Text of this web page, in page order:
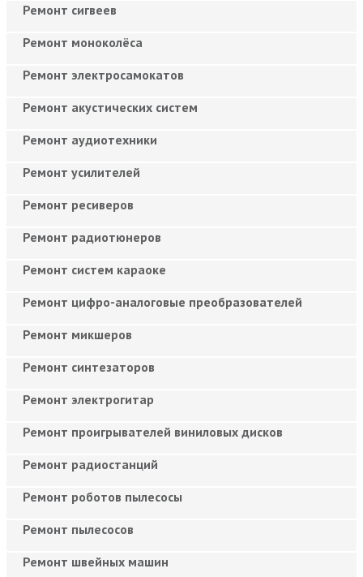
Ремонт сигвеев
Ремонт моноколёса
Ремонт электросамокатов
Ремонт акустических систем
Ремонт аудиотехники
Ремонт усилителей
Ремонт ресиверов
Ремонт радиотюнеров
Ремонт систем караоке
Ремонт цифро-аналоговые преобразователей
Ремонт микшеров
Ремонт синтезаторов
Ремонт электрогитар
Ремонт проигрывателей виниловых дисков
Ремонт радиостанций
Ремонт роботов пылесосы
Ремонт пылесосов
Ремонт швейных машин